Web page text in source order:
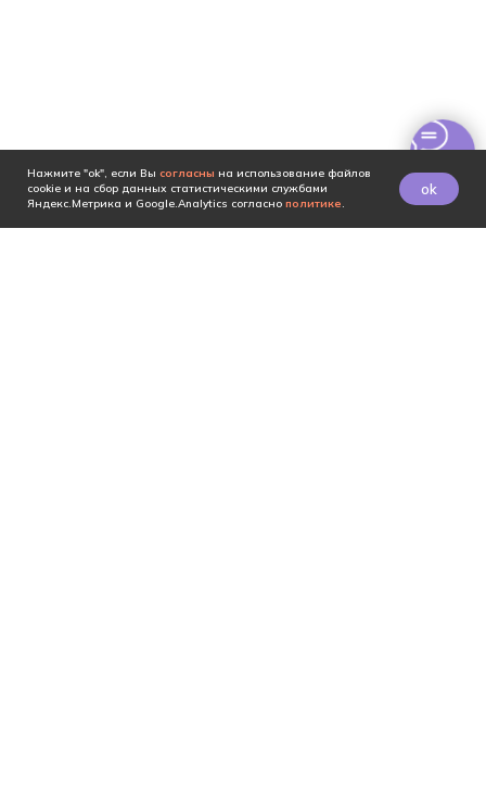
Нажмите "ok", если Вы согласны на использование файлов
cookie и на сбор данных статистическими службами
Яндекс.Метрика и Google.Analytics согласно политике.
ok